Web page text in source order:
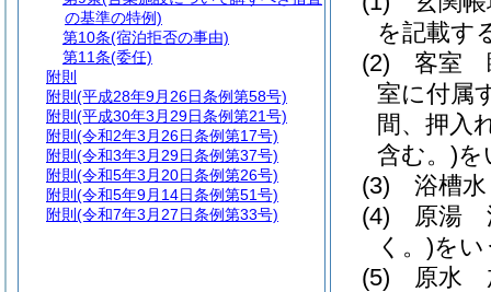
を記載す
(2)
客室
室に付属
間、押入
含む。)を
(3)
浴槽
(4)
原湯
く。)をい
(5)
原水
の基準の特例)
第10条(宿泊拒否の事由)
第11条(委任)
附則
附則 (平成28年9月26日条例第58号)
附則 (平成30年3月29日条例第21号)
附則 (令和2年3月26日条例第17号)
附則 (令和3年3月29日条例第37号)
附則 (令和5年3月20日条例第26号)
附則 (令和5年9月14日条例第51号)
附則 (令和7年3月27日条例第33号)